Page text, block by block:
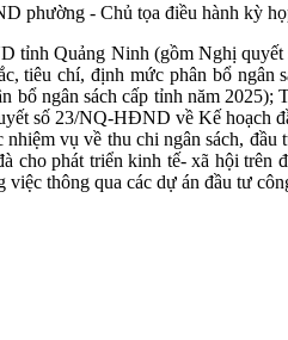
phường - Chủ tọa điều hành kỳ
Quảng Ninh (gồm Nghị
tiêu chí, định mức phân bổ
bổ ngân sách cấp tỉnh năm
số 23/NQ-HĐND về Kế
vụ về thu chi ngân sách,
cho phát triển kinh tế- xã hội
thông qua các dự án đầu tư